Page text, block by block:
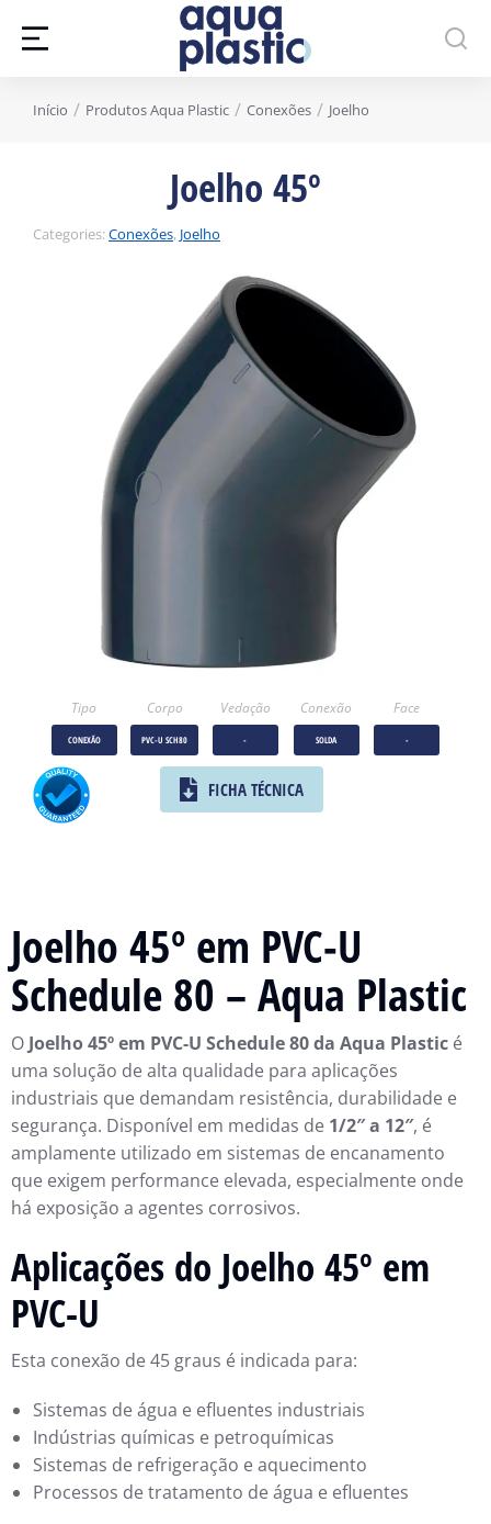
Você está aqui:
Início Produtos Aqua Plastic Conexões Joelho
Joelho 45º
Categories:Conexões, Joelho
Tipo Corpo Vedação Conexão Face
CONEXÃO PVC-U SCH80 - SOLDA -
FICHA TÉCNICA
Joelho 45º em PVC-U
Schedule 80 – Aqua Plastic
O Joelho 45º em PVC-U Schedule 80 da Aqua Plastic é
uma solução de alta qualidade para aplicações
industriais que demandam resistência, durabilidade e
segurança. Disponível em medidas de 1/2″ a 12″, é
amplamente utilizado em sistemas de encanamento
que exigem performance elevada, especialmente onde
há exposição a agentes corrosivos.
Aplicações do Joelho 45º em
PVC-U
Esta conexão de 45 graus é indicada para:
Sistemas de água e efluentes industriais
Indústrias químicas e petroquímicas
Sistemas de refrigeração e aquecimento
Processos de tratamento de água e efluentes